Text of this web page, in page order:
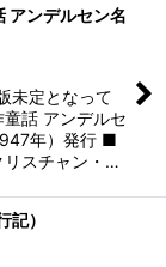
アンデルセン名
未定となって
話 アンデルセ
年）発行 ■
スチャン・…
記）